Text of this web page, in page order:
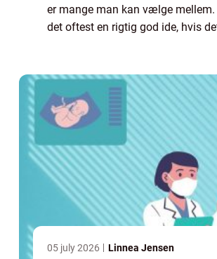
er mange man kan vælge mellem.
det oftest en rigtig god ide, hvis
05 july 2026 Linnea Jensen